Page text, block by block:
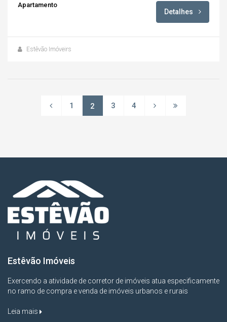
Apartamento
Detalhes
Estêvão Imóveirs
1 2 3 4
Estêvão Imóveis
Exercendo a atividade de corretor de imóveis atua especificamente
no ramo de compra e venda de imóveis urbanos e rurais
Leia mais